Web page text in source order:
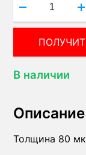
В наличии
Описание
Толщина 80